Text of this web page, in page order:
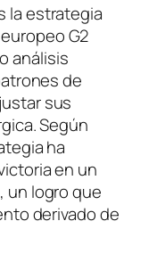
la estrategia
G2
análisis
de
sus
Según
ha
en un
un logro que
derivado de